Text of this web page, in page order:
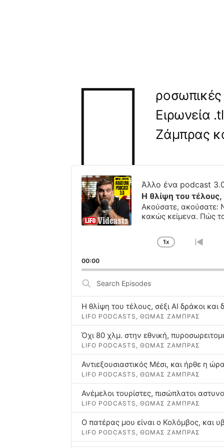
Π
ροσωπικές
Ειρωνεία
Ζάμπρας
Audio
Player
Άλλο ένα podcast
Η θλίψη του
Ακούσατε, ακούσατε:
κακώς κείμενα. Πώς
CHANGE
RATE
1X
GO
00:00
Search
Episodes
Η θλίψη του τέλους, σέξι AI δράκοι
LIFO PODCASTS, ΘΩΜΑΣ ΖΑΜΠΡΑΣ
LIFO PODCASTS, ΘΩΜΑΣ ΖΑΜΠΡΑΣ
Αντιεξουσιαστικός Μέσι, και ήρθε η
LIFO PODCASTS, ΘΩΜΑΣ ΖΑΜΠΡΑΣ
LIFO PODCASTS, ΘΩΜΑΣ ΖΑΜΠΡΑΣ
Ο πατέρας μου είναι ο Κολόμβος, και
LIFO PODCASTS, ΘΩΜΑΣ ΖΑΜΠΡΑΣ